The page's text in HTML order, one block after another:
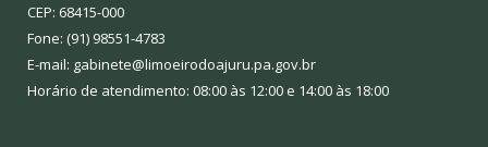
CEP: 68415-000
Fone: (91) 98551-4783
E-mail: gabinete@limoeirodoajuru.pa.gov.br
Horário de atendimento: 08:00 às 12:00 e 14:00 às 18:00